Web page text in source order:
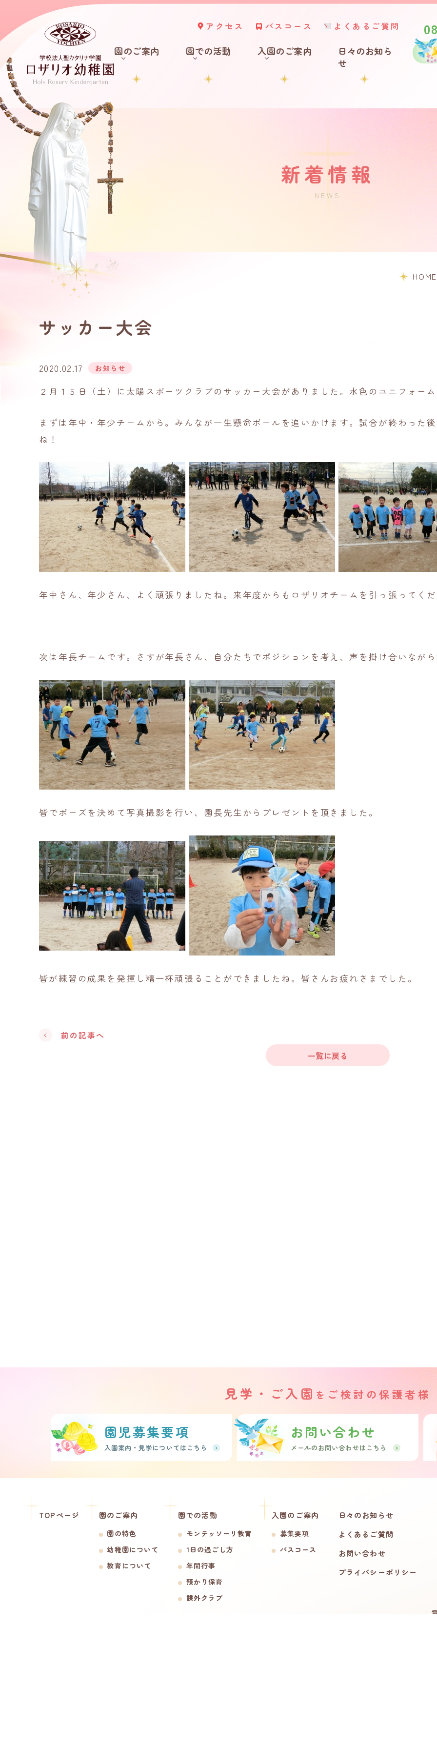
アクセス バスコース よくあるご質問
園のご案内 園での活動 入園のご案内
日々のお知ら
せ
新着情報
NEWS
HOME
サッカー大会
2020.02.17 お知らせ
２月１５日（土）に太陽スポーツクラブのサッカー大会がありました。水色のユニフォー
まずは年中・年少チームから。みんなが一生懸命ボールを追いかけます。試合が終わった
ね！
年中さん、年少さん、よく頑張りましたね。来年度からもロザリオチームを引っ張ってく
次は年長チームです。さすが年長さん、自分たちでポジションを考え、声を掛け合いなが
皆でポーズを決めて写真撮影を行い、園長先生からプレゼントを頂きました。
皆が練習の成果を発揮し精一杯頑張ることができましたね。皆さんお疲れさまでした。
前の記事へ
一覧に戻る
見学・ご入園 を ご検討の保護者様
園児募集要項
入園案内・見学についてはこちら
お問い合わせ
メールのお問い合わせはこちら
TOPページ 園のご案内
園の特色
幼稚園について
教育について
園での活動
モンテッソーリ教育
1日の過ごし方
年間行事
預かり保育
課外クラブ
入園のご案内
募集要項
バスコース
日々のお知らせ
よくあるご質問
お問い合わせ
プライバシーポリシー